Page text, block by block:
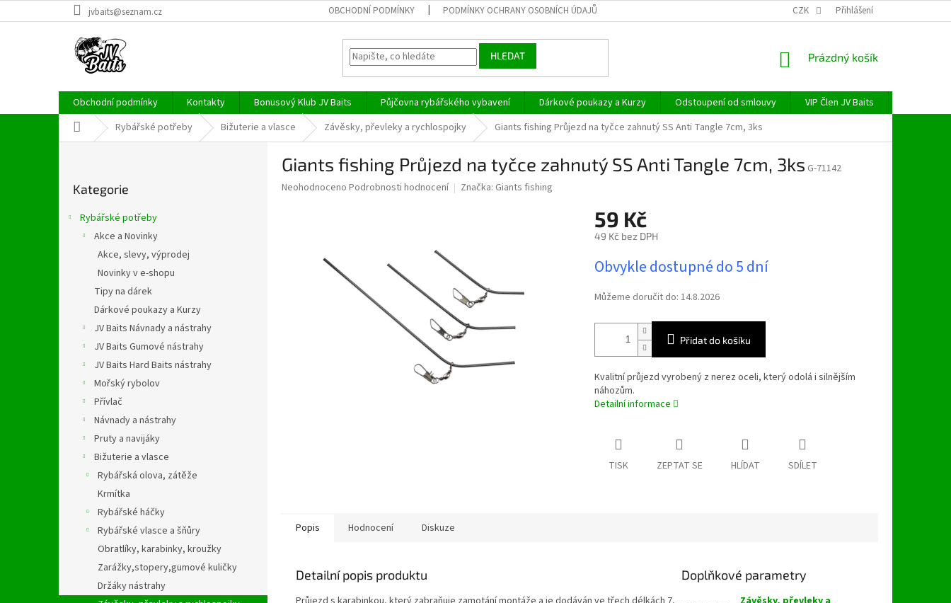
na
jvbaits@seznam.cz OBCHODNÍ PODMÍNKY PODMÍNKY OCHRANY OSOBNÍCH ÚDAJŮ CZK Přihlášení
HLEDAT
NÁKUPNÍ
Prázdný košík
Obchodní podmínky Kontakty Bonusový Klub JV Baits Půjčovna rybářského vybavení Dárkové poukazy a Kurzy Odstoupení od smlouvy VIP Člen JV Baits
Domů Rybářské potřeby Bižuterie a vlasce Závěsky, převleky a rychlospojky Giants fishing Průjezd na tyčce zahnutý SS Anti Tangle 7cm, 3ks
kategorie
Kategorie
Rybářské potřeby
Akce a Novinky
Akce, slevy, výprodej
Novinky v e-shopu
Tipy na dárek
Dárkové poukazy a Kurzy
JV Baits Návnady a nástrahy
JV Baits Gumové nástrahy
JV Baits Hard Baits nástrahy
Mořský rybolov
Přívlač
Návnady a nástrahy
Pruty a navijáky
Bižuterie a vlasce
Rybářská olova, zátěže
Krmítka
Rybářské háčky
Rybářské vlasce a šňůry
Obratlíky, karabinky, kroužky
Zarážky,stopery,gumové kuličky
Držáky nástrahy
Giants fishing Průjezd na tyčce zahnutý SS Anti Tangle 7cm, 3ks G-71142
Průměrné
Neohodnoceno Podrobnosti hodnocení Značka: Giants fishing
59 Kč
49 Kč bez DPH
cena:
Obvykle dostupné do 5 dní
Můžeme doručit do: 14.8.2026
Přidat do košíku
Kvalitní průjezd vyrobený z nerez oceli, který odolá i silnějším
náhozům.
Detailní informace
TISK ZEPTAT SE HLÍDAT SDÍLET
Popis Hodnocení Diskuze
Detailní popis produktu Doplňkové parametry